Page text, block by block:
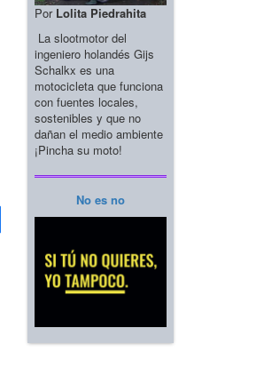
Por Lolita Piedrahita
La slootmotor del
ingeniero holandés Gijs
Schalkx es una
motocicleta que funciona
con fuentes locales,
sostenibles y que no
dañan el medio ambiente
¡Pincha su moto!
No es no